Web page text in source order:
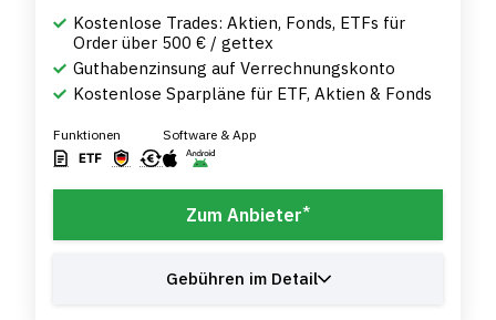
Kostenlose Trades: Aktien, Fonds, ETFs für
Order über 500 € / gettex
Guthabenzinsung auf Verrechnungskonto
Kostenlose Sparpläne für ETF, Aktien & Fonds
Funktionen Software & App
Zum Anbieter*
Gebühren im Detail